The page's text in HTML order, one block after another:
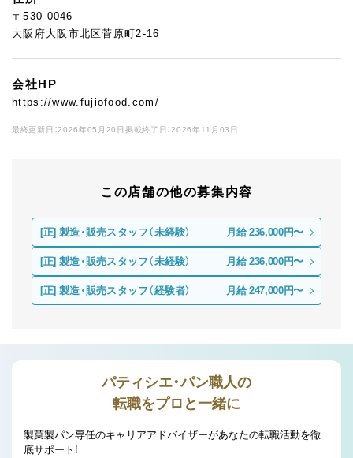
〒530-0046
大阪府大阪市北区菅原町2-16
会社HP
https://www.fujiofood.com/
最終更新日：2026年05月20日 掲載終了日：2026年11月03日
この店舗の他の募集内容
[正] 製造・販売スタッフ（未経験） 月給 236,000円〜
[正] 製造・販売スタッフ（未経験） 月給 236,000円〜
[正] 製造・販売スタッフ（経験者） 月給 247,000円〜
パティシエ・パン職人の
転職をプロと一緒に
製菓製パン専任のキャリアアドバイザーがあなたの転職活動を徹
底サポート!